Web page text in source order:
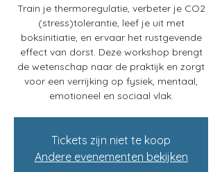
Train je thermoregulatie, verbeter je CO2
(stress)tolerantie, leef je uit met
boksinitiatie, en ervaar het rustgevende
effect van dorst. Deze workshop brengt
de wetenschap naar de praktijk en zorgt
voor een verrijking op fysiek, mentaal,
emotioneel en sociaal vlak.
Tickets zijn niet te koop
Andere evenementen bekijken